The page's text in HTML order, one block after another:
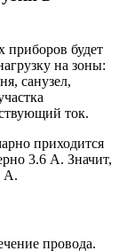
приборов будет
на зоны:
санузел,
ток.
приходится
3.6 А. Значит,
А.
провода.